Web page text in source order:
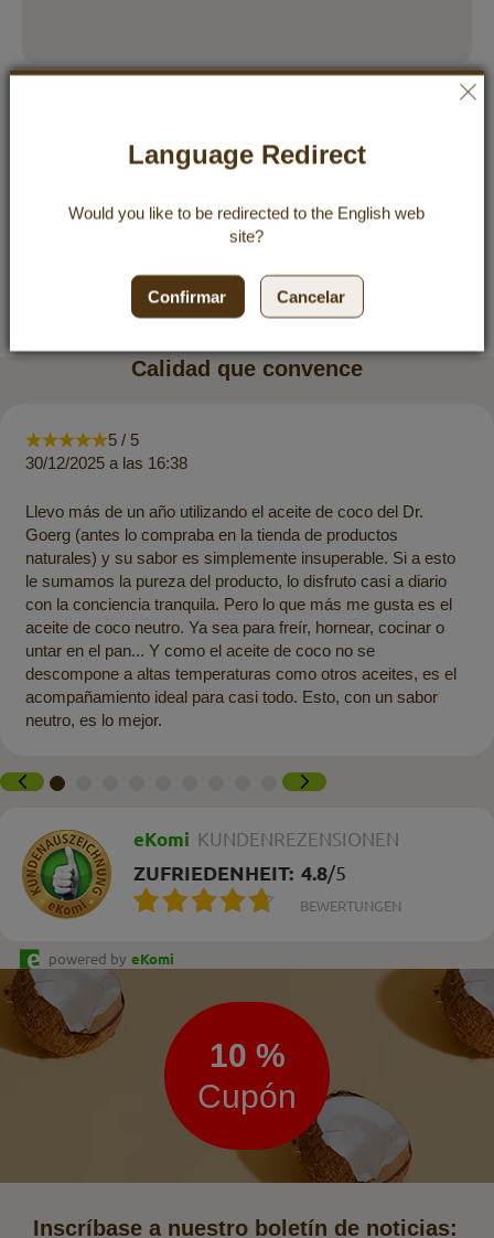
Conservación y duración
10
Calidad que convence
5 / 5
30/12/2025 a las 16:38
Llevo más de un año utilizando el aceite de coco del Dr.
Goerg (antes lo compraba en la tienda de productos
naturales) y su sabor es simplemente insuperable. Si a esto
le sumamos la pureza del producto, lo disfruto casi a diario
con la conciencia tranquila. Pero lo que más me gusta es el
aceite de coco neutro. Ya sea para freír, hornear, cocinar o
untar en el pan... Y como el aceite de coco no se
descompone a altas temperaturas como otros aceites, es el
acompañamiento ideal para casi todo. Esto, con un sabor
neutro, es lo mejor.
eKomi KUNDENREZENSIONEN
ZUFRIEDENHEIT: 4.8/5
BEWERTUNGEN
powered by eKomi
Boletín
de
noticias
10 %
Cupón
Inscríbase a nuestro boletín de noticias:
Language Redirect
Would you like to be redirected to the English web
site?
Confirmar Cancelar